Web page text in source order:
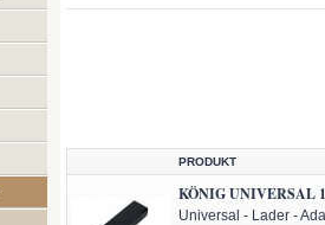
PRODUKT
KÖNIG UNIVERSAL
Universal - Lader -